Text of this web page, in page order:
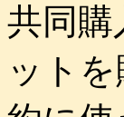
共同
ット